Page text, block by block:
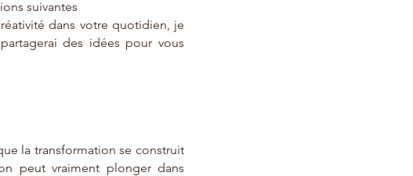
suivantes
dans votre quotidien, je
des idées pour vous
la transformation se construit
peut vraiment plonger dans